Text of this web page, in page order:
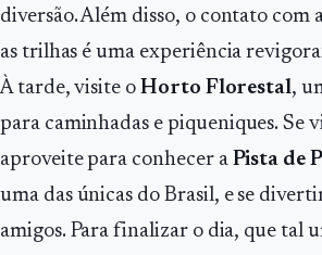
diversão. Além disso, o contato com
as trilhas é uma experiência
À tarde, visite o Horto Florestal,
para caminhadas e piqueniques. Se
aproveite para conhecer a Pista de
uma das únicas do Brasil, e se
amigos. Para finalizar o dia, que tal